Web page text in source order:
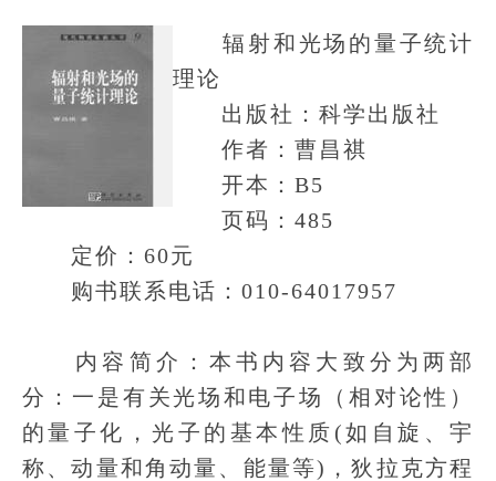
辐射和光场的量子统计
理论
出版社：科学出版社
作者：曹昌祺
开本：B5
页码：485
定价：60元
购书联系电话：010-64017957
内容简介：本书内容大致分为两部
分：一是有关光场和电子场（相对论性）
的量子化，光子的基本性质(如自旋、宇
称、动量和角动量、能量等)，狄拉克方程